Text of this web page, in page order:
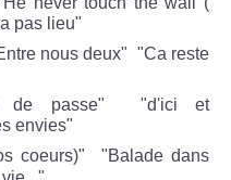
pas lieu"
nous deux" "Ca reste
de passe" "d'ici et
envies"
coeurs)" "Balade dans